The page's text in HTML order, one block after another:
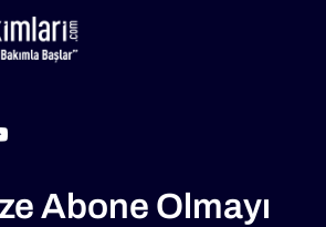
Abone Olmayı